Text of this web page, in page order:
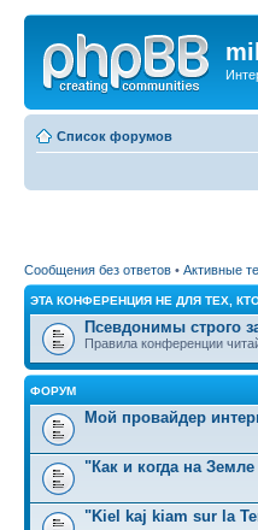
Список форумов
Сообщения без ответов • Активные
ЭТА КОНФЕРЕНЦИЯ НЕ ДЛЯ ТЕХ,
Псевдонимы строго
Правила конференции
ФОРУМ
Мой провайдер
"Как и когда на
"Kiel kaj kiam sur la